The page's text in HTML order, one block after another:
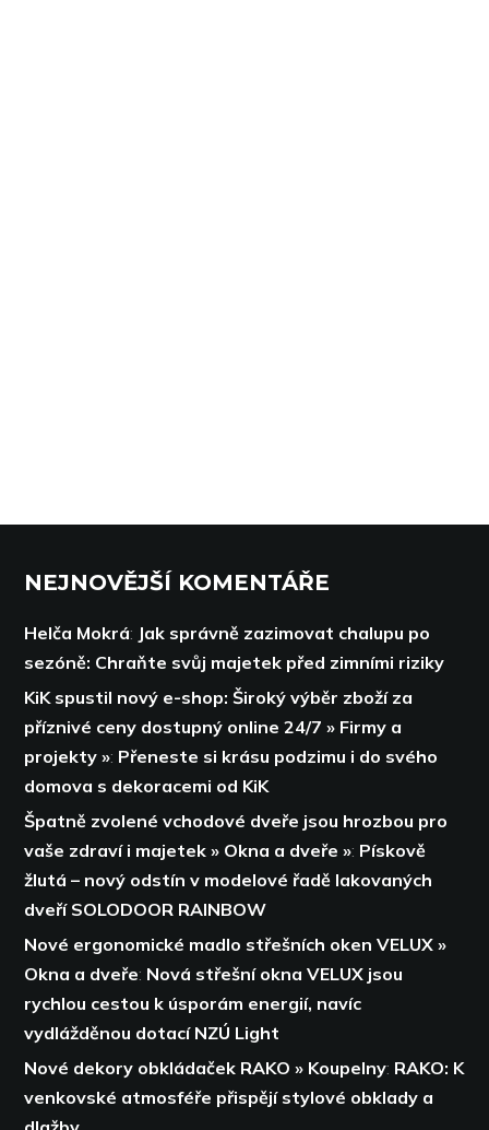
NEJNOVĚJŠÍ KOMENTÁŘE
Helča Mokrá: Jak správně zazimovat chalupu po
sezóně: Chraňte svůj majetek před zimními riziky
KiK spustil nový e-shop: Široký výběr zboží za
příznivé ceny dostupný online 24/7 » Firmy a
projekty »: Přeneste si krásu podzimu i do svého
domova s dekoracemi od KiK
Špatně zvolené vchodové dveře jsou hrozbou pro
vaše zdraví i majetek » Okna a dveře »: Pískově
žlutá – nový odstín v modelové řadě lakovaných
dveří SOLODOOR RAINBOW
Nové ergonomické madlo střešních oken VELUX »
Okna a dveře: Nová střešní okna VELUX jsou
rychlou cestou k úsporám energií, navíc
vydlážděnou dotací NZÚ Light
Nové dekory obkládaček RAKO » Koupelny: RAKO: K
venkovské atmosféře přispějí stylové obklady a